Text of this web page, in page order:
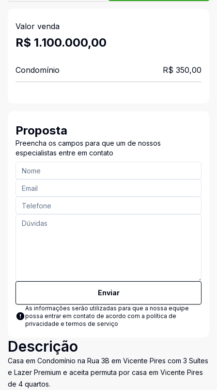
Valor venda
R$ 1.100.000,00
Condomínio R$ 350,00
Proposta
Preencha os campos para que um de nossos
especialistas entre em contato
Enviar
As informações serão utilizadas para que a nossa equipe
possa entrar em contato de acordo com a política de
privacidade e termos de serviço
Descrição
Casa em Condomínio na Rua 3B em Vicente Pires com 3 Suítes
e Lazer Premium e aceita permuta por casa em Vicente Pires
de 4 quartos.